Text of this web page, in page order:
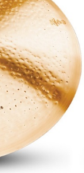
カッション
ピアノ
の他楽器
ェクター